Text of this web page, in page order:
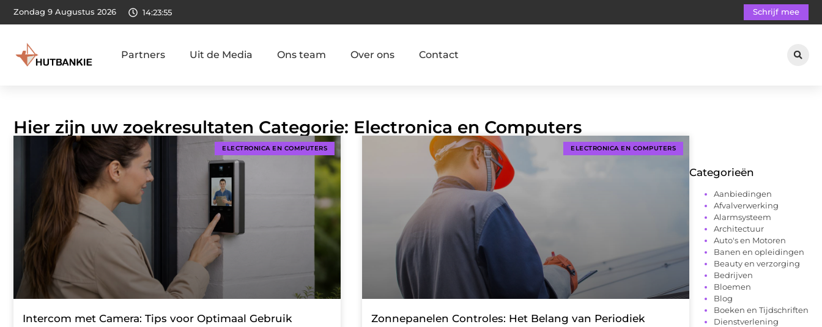
Zondag 9 Augustus 2026 14:23:56 Schrijf mee
Partners Uit de Media Ons team Over ons Contact
Hier zijn uw zoekresultaten Categorie: Electronica en Computers
ELECTRONICA EN COMPUTERS
Intercom met Camera: Tips voor Optimaal Gebruik
ELECTRONICA EN COMPUTERS
Zonnepanelen Controles: Het Belang van Periodiek
Categorieën
Aanbiedingen
Afvalverwerking
Alarmsysteem
Architectuur
Auto's en Motoren
Banen en opleidingen
Beauty en verzorging
Bedrijven
Bloemen
Blog
Boeken en Tijdschriften
Dienstverlening